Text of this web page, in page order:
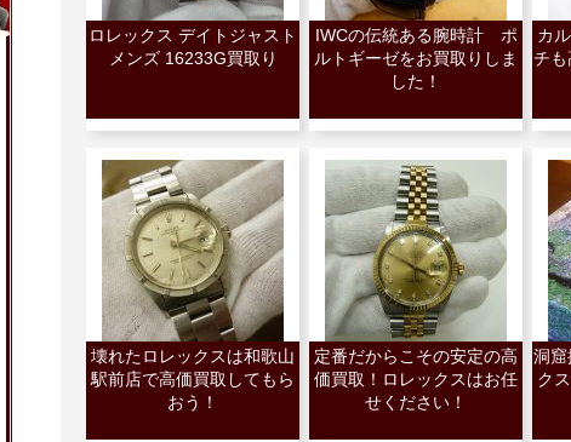
ロレックス デイトジャスト
メンズ 16233G買取り
IWCの伝統ある腕時計 ポ
ルトギーゼをお買取りしま
した！
カ
チも
壊れたロレックスは和歌山
駅前店で高価買取してもら
おう！
定番だからこその安定の高
価買取！ロレックスはお任
せください！
洞
ク